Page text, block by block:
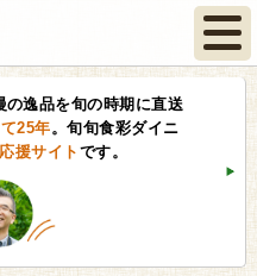
の逸品を旬の時期に直送
25年。旬旬食彩ダイニ
援サイト です。